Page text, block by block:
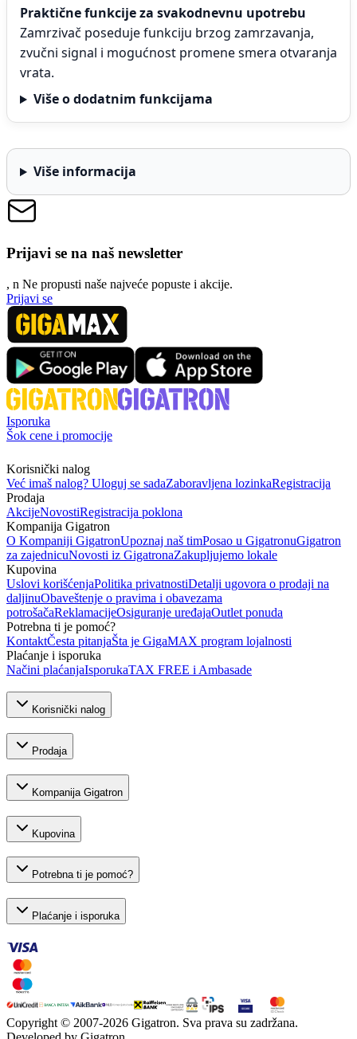
Praktične funkcije za svakodnevnu upotrebu
Zamrzivač poseduje funkciju brzog zamrzavanja,
zvučni signal i mogućnost promene smera otvaranja
vrata.
Više o dodatnim funkcijama
Više informacija
Prijavi se na naš newsletter
, n Ne propusti naše najveće popuste i akcije.
Prijavi se
Isporuka
Šok cene i promocije
Korisnički nalog
Već imaš nalog? Uloguj se sadaZaboravljena lozinkaRegistracija
Prodaja
AkcijeNovostiRegistracija poklona
Kompanija Gigatron
O Kompaniji GigatronUpoznaj naš timPosao u GigatronuGigatron
za zajednicuNovosti iz GigatronaZakupljujemo lokale
Kupovina
Uslovi korišćenjaPolitika privatnostiDetalji ugovora o prodaji na
daljinuObaveštenje o pravima i obavezama
potrošačaReklamacijeOsiguranje uređajaOutlet ponuda
Potrebna ti je pomoć?
KontaktČesta pitanjaŠta je GigaMAX program lojalnosti
Plaćanje i isporuka
Načini plaćanjaIsporukaTAX FREE i Ambasade
Korisnički nalog
Prodaja
Kompanija Gigatron
Kupovina
Potrebna ti je pomoć?
Plaćanje i isporuka
Copyright © 2007-2026 Gigatron. Sva prava su zadržana.